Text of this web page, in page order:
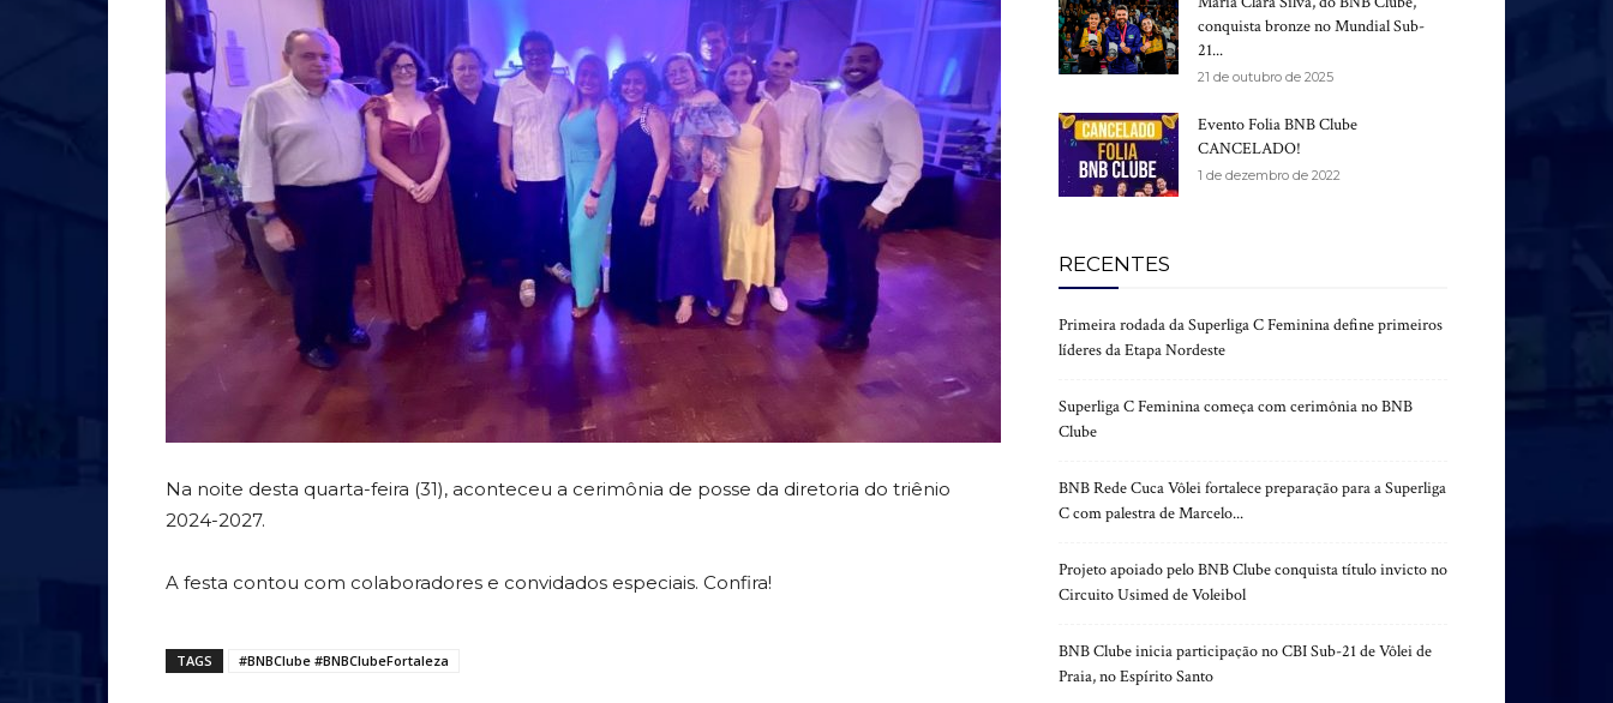
Na noite desta quarta-feira (31), aconteceu a cerimônia de posse da diretoria do triênio
2024-2027.
A festa contou com colaboradores e convidados especiais. Confira!
TAGS #BNBClube #BNBClubeFortaleza
conquista bronze no Mundial Sub-
21...
21 de outubro de 2025
Evento Folia BNB Clube
CANCELADO!
1 de dezembro de 2022
RECENTES
Primeira rodada da Superliga C Feminina define primeiros
líderes da Etapa Nordeste
Superliga C Feminina começa com cerimônia no BNB
Clube
BNB Rede Cuca Vôlei fortalece preparação para a Superliga
C com palestra de Marcelo...
Projeto apoiado pelo BNB Clube conquista título invicto no
Circuito Usimed de Voleibol
BNB Clube inicia participação no CBI Sub-21 de Vôlei de
Praia, no Espírito Santo